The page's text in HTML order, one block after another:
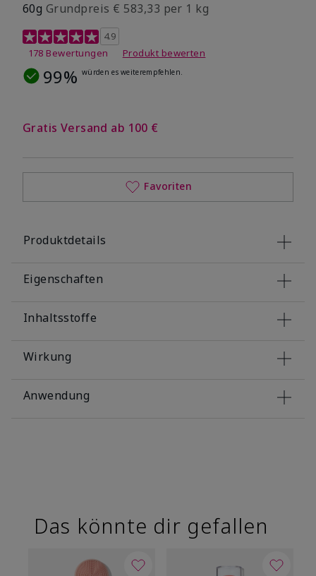
60g Grundpreis € 583,33 per 1 kg
4 out of 5 Customer Rating
4.9
178 Bewertungen
Produkt bewerten
99% würden es weiterempfehlen.
Gratis Versand ab 100 €
Favoriten
Produktdetails
Eigenschaften
Inhaltsstoffe
Wirkung
Anwendung
Das könnte dir gefallen